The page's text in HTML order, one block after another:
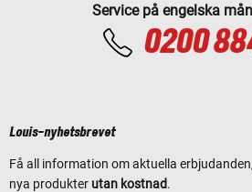
Service på engelska
0200
Louis-nyhetsbrevet
Få all information om aktuella
nya produkter utan kostnad.